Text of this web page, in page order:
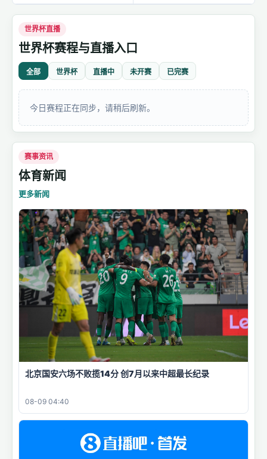
世界杯直播
世界杯赛程与直播入口
全部 世界杯 直播中 未开赛 已完赛
今日赛程正在同步，请稍后刷新。
赛事资讯
体育新闻
更多新闻
北京国安六场不败揽14分 创7月以来中超最长纪录
08-09 04:40